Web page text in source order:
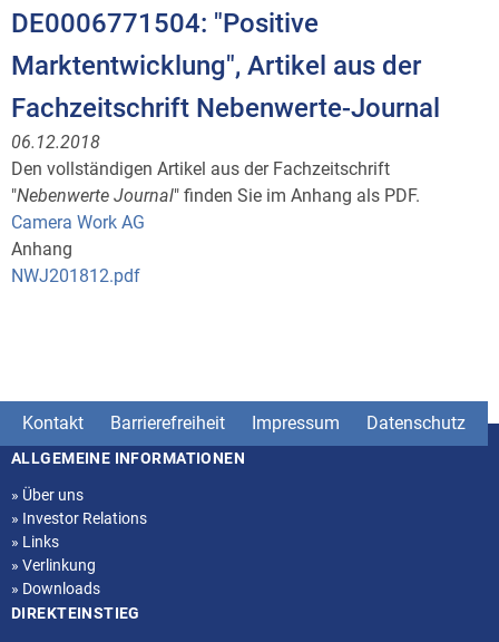
DE0006771504: "Positive
Marktentwicklung", Artikel aus der
Fachzeitschrift Nebenwerte-Journal
06.12.2018
Den vollständigen Artikel aus der Fachzeitschrift
"Nebenwerte Journal" finden Sie im Anhang als PDF.
Camera Work AG
Anhang
NWJ201812.pdf
Kontakt Barrierefreiheit Impressum Datenschutz
Seitenstruktur
ALLGEMEINE INFORMATIONEN
» Über uns
» Investor Relations
» Links
» Verlinkung
» Downloads
DIREKTEINSTIEG